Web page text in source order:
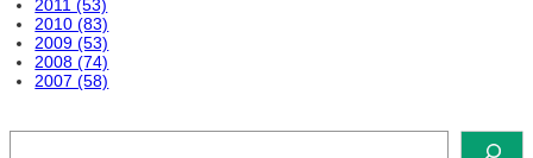
2011 (53)
2010 (83)
2009 (53)
2008 (74)
2007 (58)